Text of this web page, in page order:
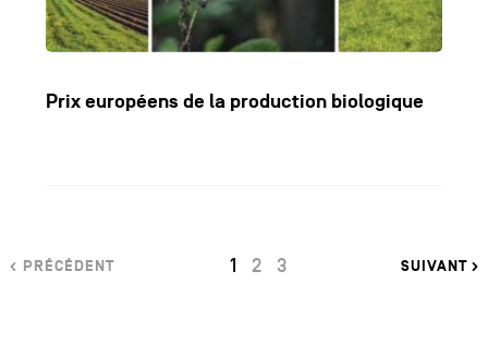
Prix européens de la production biologique
PRÉCÉDENT PAGE
1-
PAGE
2 PAGE
3 SUIVANT